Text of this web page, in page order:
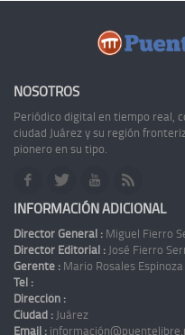
NOSOTROS
Periódico digital en tiempo real,
ciudad Juárez y su región
pionero en su tipo.
INFORMACIÓN ADICIONAL
Director General : Miguel Fierro
Director Editorial : José Fierro
Gerente : Mario Rosales Espinoza
Tel :
Dirección :
Ciudad : Juárez
Email :